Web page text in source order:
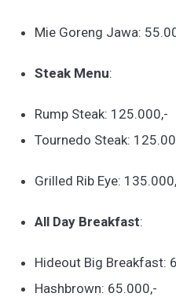
Mie Goreng Jawa:
Steak Menu:
Rump Steak: 125.000,-
Tournedo Steak:
Grilled Rib Eye:
All Day Breakfast:
Hideout Big Breakfast:
Hashbrown: 65.000,-